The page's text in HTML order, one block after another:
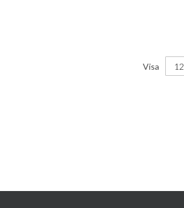
Visa